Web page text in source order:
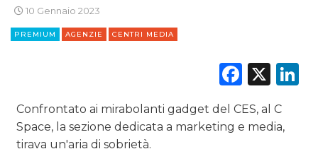
ESTERNA
10 Gennaio 2023
PREMIUM AGENZIE CENTRI MEDIA
X
Confrontato ai mirabolanti gadget del CES, al C
Space, la sezione dedicata a marketing e media,
tirava un'aria di sobrietà.